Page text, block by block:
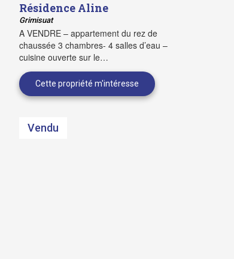
Résidence Aline
Grimisuat
A VENDRE – appartement du rez de
chaussée 3 chambres- 4 salles d’eau –
cuisine ouverte sur le…
Vendu